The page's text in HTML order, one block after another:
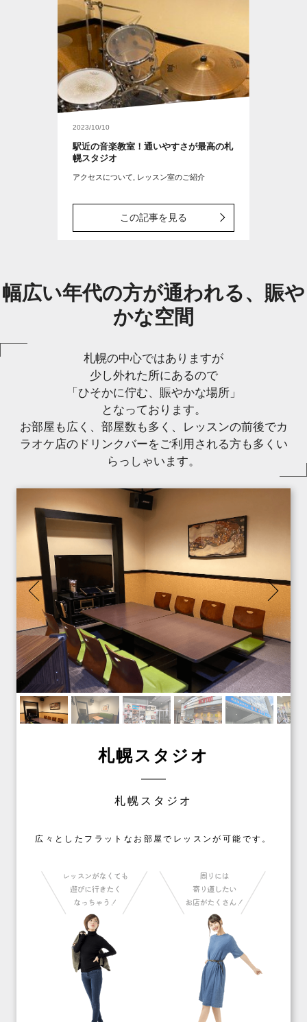
2023/10/10
駅近の音楽教室！通いやすさが最高の札
幌スタジオ
アクセスについて, レッスン室のご紹介
この記事を見る
幅広い年代の方が通われる、賑や
かな空間
札幌の中心ではありますが
少し外れた所にあるので
「ひそかに佇む、賑やかな場所」
となっております。
お部屋も広く、部屋数も多く、レッスンの前後でカ
ラオケ店のドリンクバーをご利用される方も多くい
らっしゃいます。
札幌スタジオ
札幌スタジオ
広々としたフラットなお部屋でレッスンが可能です。